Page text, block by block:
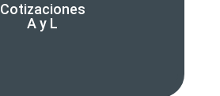
Cotizaciones
A y L